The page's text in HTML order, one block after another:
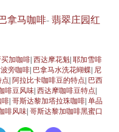
拿马咖啡-翡翠庄园红
买加咖啡|西达摩花魁|耶加雪啡
旁咖啡| 巴拿马水洗花蝴蝶| 尼
点|阿拉比卡咖啡豆的特点| 巴西
啡豆风味|西达摩咖啡豆特点|
啡|哥斯达黎加塔拉珠咖啡|单品
啡风味|哥斯达黎加咖啡黑蜜口